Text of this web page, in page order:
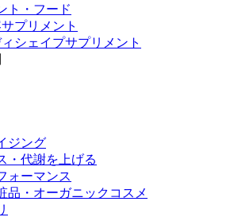
ト・フード
プリメント
シェイプサプリメント
ジング
・代謝を上げる
ォーマンス
品・オーガニックコスメ